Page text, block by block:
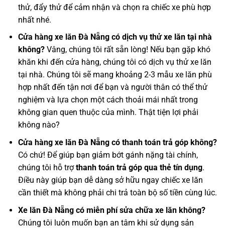
thử, đẩy thử để cảm nhận và chọn ra chiếc xe phù hợp
nhất nhé.
Cửa hàng xe lăn Đà Nẵng có dịch vụ thử xe lăn tại nhà
không?Vâng, chúng tôi rất sẵn lòng! Nếu bạn gặp khó
khăn khi đến cửa hàng, chúng tôi có dịch vụ thử xe lăn
tại nhà. Chúng tôi sẽ mang khoảng 2-3 mẫu xe lăn phù
hợp nhất đến tận nơi để bạn và người thân có thể thử
nghiệm và lựa chọn một cách thoải mái nhất trong
không gian quen thuộc của mình. Thật tiện lợi phải
không nào?
Cửa hàng xe lăn Đà Nẵng có thanh toán trả góp không?
Có chứ! Để giúp bạn giảm bớt gánh nặng tài chính,
chúng tôi hỗ trợthanh toán trả góp qua thẻ tín dụng.
Điều này giúp bạn dễ dàng sở hữu ngay chiếc xe lăn
cần thiết mà không phải chi trả toàn bộ số tiền cùng lúc.
Xe lăn Đà Nẵng có miễn phí sửa chữa xe lăn không?
Chúng tôi luôn muốn bạn an tâm khi sử dụng sản